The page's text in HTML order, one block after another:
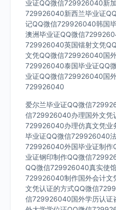
业证QQ微信729926040新
729926040新西兰毕业证
记QQ微信729926040韩国
澳洲毕业证QQ微信
729926040英国镭射文凭
文凭QQ微信729926040国
729926040泰国毕业证QQ
业证QQ微信729926040国
729926040
爱尔兰毕业证QQ微信
信729926040办理国外文凭
729926040办理仿真文凭
毕业证QQ微信729926040
729926040外国毕业证制
业证钢印制作QQ微信
QQ微信729926040真实使
729926040制作国外会计
文凭认证的方式QQ微信
信729926040国外学历认